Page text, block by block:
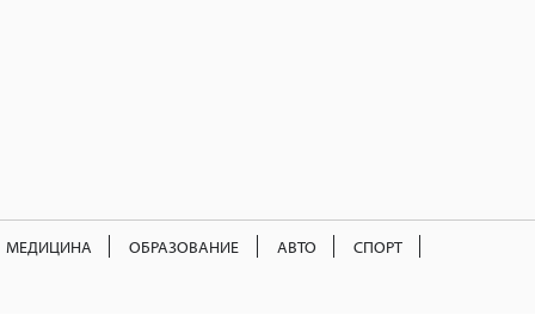
МЕДИЦИНА ОБРАЗОВАНИЕ АВТО СПОРТ